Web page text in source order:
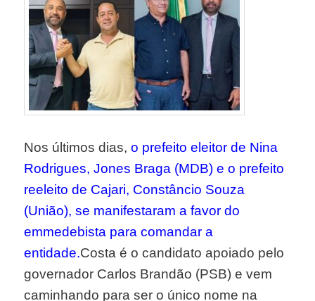
Nos últimos dias,o prefeito eleitor de Nina
Rodrigues, Jones Braga (MDB) e o prefeito
reeleito de Cajari, Constâncio Souza
(União), se manifestaram a favor do
emmedebista para comandar a
entidade.Costa é o candidato apoiado pelo
governador Carlos Brandão (PSB) e vem
caminhando para ser o único nome na